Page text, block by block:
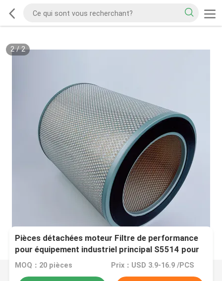
2/2
Pièces détachées moteur Filtre de performance
pour équipement industriel principal S5514 pour
Perkins
MOQ：20 pièces Prix：USD 3.9-16.9 /PCS